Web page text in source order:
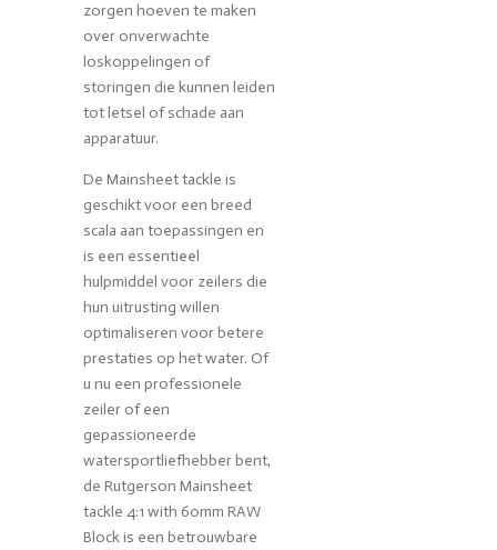
zorgen hoeven te maken
over onverwachte
loskoppelingen of
storingen die kunnen leiden
tot letsel of schade aan
apparatuur.
De Mainsheet tackle is
geschikt voor een breed
scala aan toepassingen en
is een essentieel
hulpmiddel voor zeilers die
hun uitrusting willen
optimaliseren voor betere
prestaties op het water. Of
u nu een professionele
zeiler of een
gepassioneerde
watersportliefhebber bent,
de Rutgerson Mainsheet
tackle 4:1 with 60mm RAW
Block is een betrouwbare